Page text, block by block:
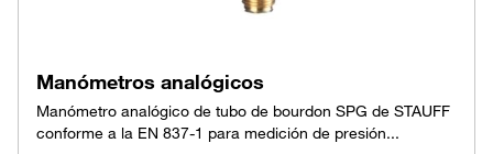
Manómetros analógicos
Manómetro analógico de tubo de bourdon SPG de STAUFF
conforme a la EN 837-1 para medición de presión...